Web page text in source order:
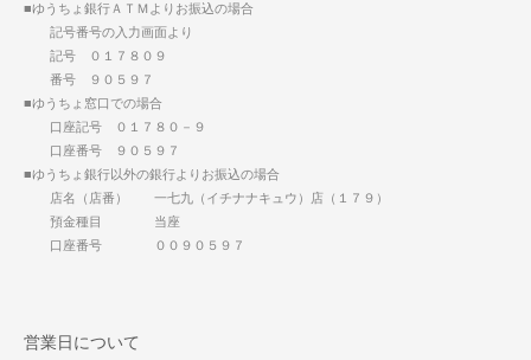
■ゆうちょ銀行ＡＴＭよりお振込の場合
記号番号の入力画面より
記号 ０１７８０９
番号 ９０５９７
■ゆうちょ窓口での場合
口座記号 ０１７８０－９
口座番号 ９０５９７
■ゆうちょ銀行以外の銀行よりお振込の場合
店名（店番） 一七九（イチナナキュウ）店（１７９）
預金種目 当座
口座番号 ００９０５９７
営業日について